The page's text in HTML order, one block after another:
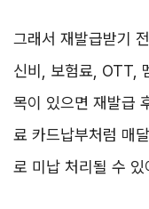
그래서 재발급받기
신비, 보험료, OTT,
목이 있으면 재발급
료 카드납부처럼 매
로 미납 처리될 수